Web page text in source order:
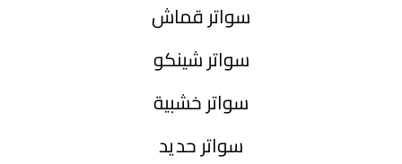
سواتر قماش
سواتر شينكو
سواتر خشبية
سواتر حديد